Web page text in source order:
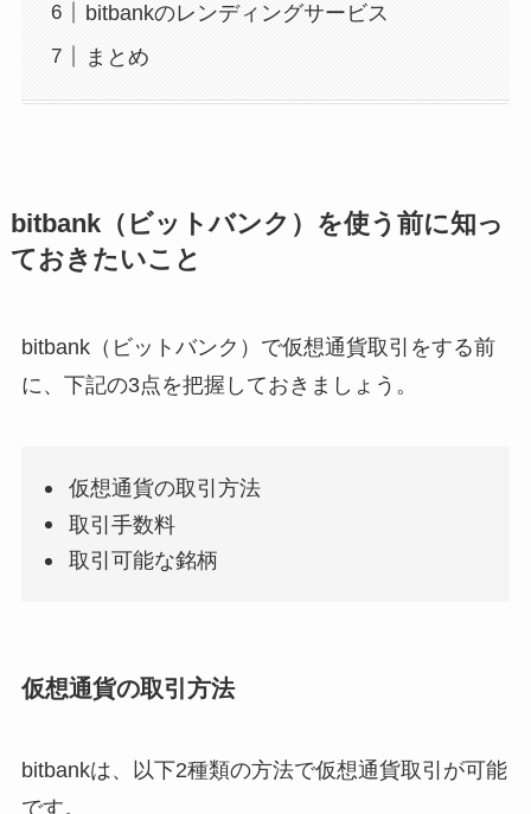
bitbankのレンディングサービス
まとめ
bitbank（ビットバンク）を使う前に知っ
ておきたいこと
bitbank（ビットバンク）で仮想通貨取引をする前
に、下記の3点を把握しておきましょう。
仮想通貨の取引方法
取引手数料
取引可能な銘柄
仮想通貨の取引方法
bitbankは、以下2種類の方法で仮想通貨取引が可能
です。